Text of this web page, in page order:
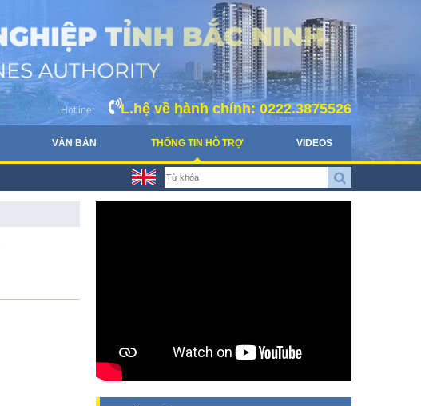
Hotline: L.hệ về hành chính: 0222.3875526
VĂN BẢN THÔNG TIN HỖ TRỢ VIDEOS